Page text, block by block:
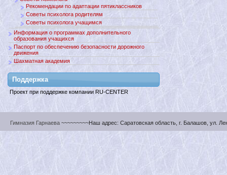
Рекомендации по адаптации пятиклассников
Советы психолога родителям
Советы психолога учащимся
Информация о программах дополнительного
образования учащихся
Паспорт по обеспечению безопасности дорожного
движения
Шахматная академия
Поддержкa
Проект при поддержке компании RU-CENTER
Гимназия Гарнаева ~~~~~~~~~Наш адрес: Саратовская область, г. Балашов, ул.